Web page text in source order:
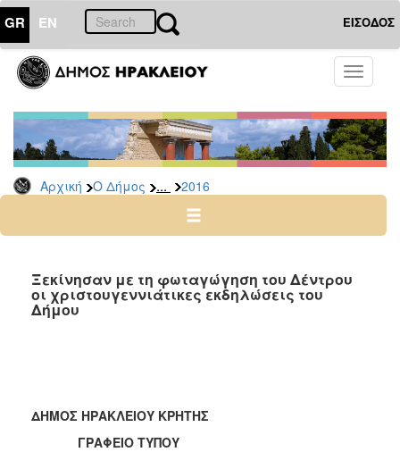
GR EN ΕΙΣΟΔΟΣ
Toggle
Αρχική Ο Δήμος ... 2016
ΔΗΜΟΣ
Δελτία
Τύπου
Αρχείο
2026
2024
2022
Ξεκίνησαν με τη φωταγώγηση του Δέντρου
οι χριστουγεννιάτικες εκδηλώσεις του
Δήμου
ΔΗΜΟΣ ΗΡΑΚΛΕΙΟΥ ΚΡΗΤΗΣ
ΓΡΑΦΕΙΟ ΤΥΠΟΥ